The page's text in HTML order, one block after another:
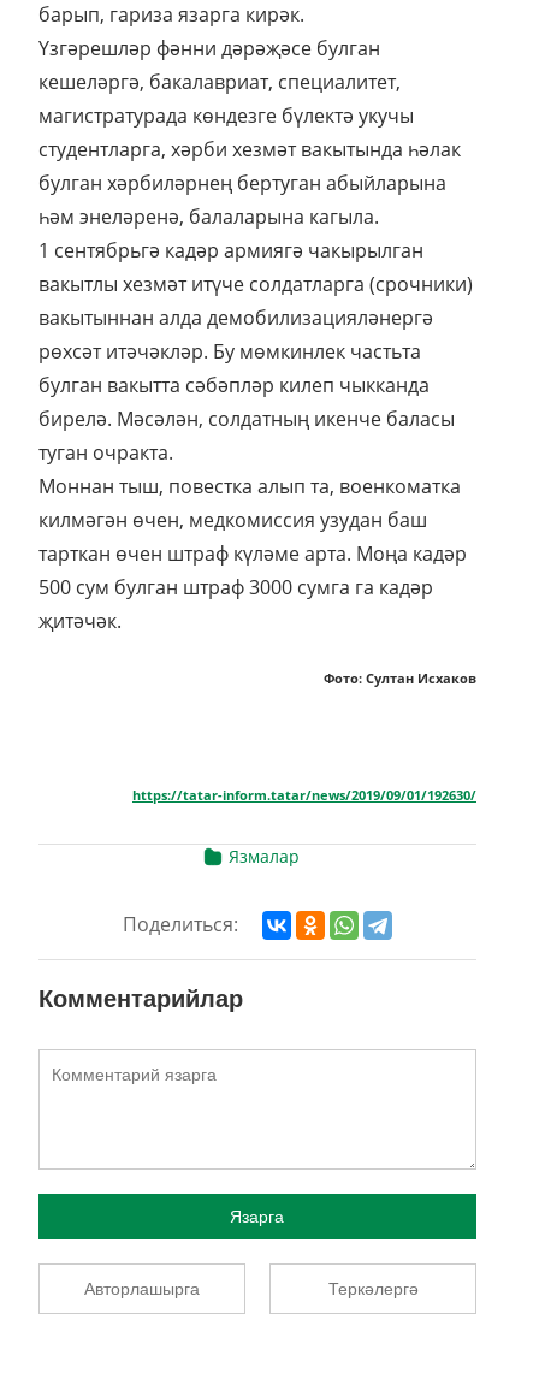
барып, гариза язарга кирәк.
Үзгәрешләр фәнни дәрәҗәсе булган
кешеләргә, бакалавриат, специалитет,
магистратурада көндезге бүлектә укучы
студентларга, хәрби хезмәт вакытында һәлак
булган хәрбиләрнең бертуган абыйларына
һәм энеләренә, балаларына кагыла.
1 сентябрьгә кадәр армиягә чакырылган
вакытлы хезмәт итүче солдатларга (срочники)
вакытыннан алда демобилизацияләнергә
рөхсәт итәчәкләр. Бу мөмкинлек частьта
булган вакытта сәбәпләр килеп чыкканда
бирелә. Мәсәлән, солдатның икенче баласы
туган очракта.
Моннан тыш, повестка алып та, военкоматка
килмәгән өчен, медкомиссия узудан баш
тарткан өчен штраф күләме арта. Моңа кадәр
500 сум булган штраф 3000 сумга га кадәр
җитәчәк.
Фото: Султан Исхаков
https://tatar-inform.tatar/news/2019/09/01/192630/
Язмалар
Поделиться:
Комментарийлар
Язарга
Авторлашырга Теркәлергә